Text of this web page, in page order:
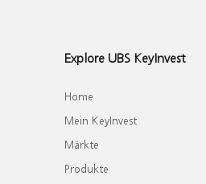
Explore UBS KeyInvest
Home
Mein KeyInvest
Märkte
Produkte